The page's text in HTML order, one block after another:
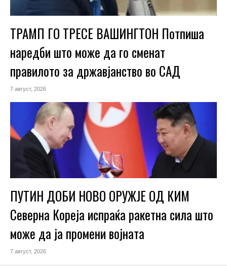
ТРАМП ГО ТРЕСЕ ВАШИНГТОН Потпиша
наредби што може да го сменат
правилото за државјанство во САД
7 август, 2026
ПУТИН ДОБИ НОВО ОРУЖЈЕ ОД КИМ
Северна Кореја испраќа ракетна сила што
може да ја промени војната
7 август, 2026